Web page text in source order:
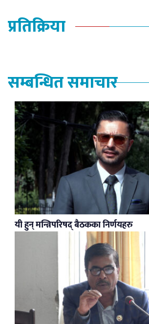
प्रतिक्रिया
सम्बन्धित समाचार
यी हुन् मन्त्रिपरिषद् बैठकका निर्णयहरु